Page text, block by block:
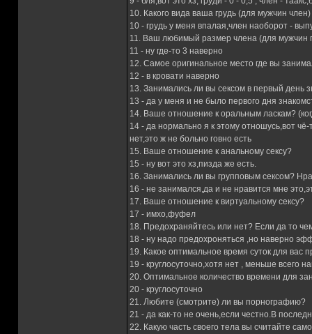
10. Какого вида ваша грудь (для мужчин член)
10 - грудь у меня впалая,член наоборот -
11. Ваш любимый размер члена (для мужчин
11 - ну где-то 3 наверно
12. Самое оригинальное место где вы
12 - в кровати наверно
13. Занимались ли вы сексом в первый день
13 - да у меня и не было первого дня
14. Ваше отношение к оральным ласкам?
14 - да нормально я к этому отношусь,вот
нет,это ж не больно говно есть
15. Ваше отношение к анальному сексу?
15 - ну вот это хз,пизда же есть.
16. Занимались ли вы групповым сексом?
16 - не занимался,да и не нравится мне
17. Ваше отношение к виртуальному сексу?
17 - имхо,фуфел
18. Предохраняйтесь или нет? Если да то
18 - ну надо предохроняться ,но наверно
19. Какое оптимальное время суток для вас
19 - круглосуточно,хотя нет , меньше всего
20. Оптимальное количество времени для
20 - круглосуточно
21. Любите (смотрите) ли вы порнографию?
21 - да как-то не очень,если честно.В
22. Какую часть своего тела вы считайте